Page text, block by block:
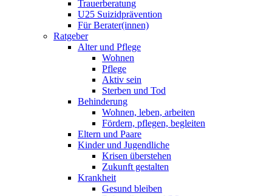
Trauerberatung
U25 Suizidprävention
Für Berater(innen)
Ratgeber
Alter und Pflege
Wohnen
Pflege
Aktiv sein
Sterben und Tod
Behinderung
Wohnen, leben, arbeiten
Fördern, pflegen, begleiten
Eltern und Paare
Kinder und Jugendliche
Krisen überstehen
Zukunft gestalten
Krankheit
Gesund bleiben